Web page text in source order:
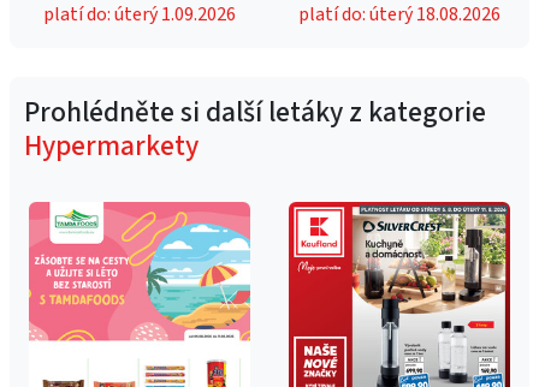
platí do: úterý 1.09.2026
platí do: úterý 18.08.2026
Prohlédněte si další letáky z kategorie
Hypermarkety